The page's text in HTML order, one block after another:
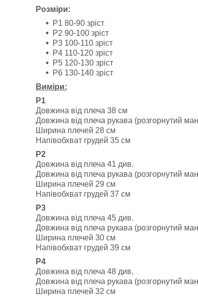
Розміри:
Р1 80-90 зріст
Р2 90-100 зріст
Р3 100-110 зріст
Р4 110-120 зріст
Р5 120-130 зріст
Р6 130-140 зріст
Виміри:
Р1
Довжина від плеча 38 см
Довжина від плеча рукава (розгорнутий
Ширина плечей 28 см
Напівобхват грудей 35 см
Р2
Довжина від плеча 41 див.
Довжина від плеча рукава (розгорнутий
Ширина плечей 29 см
Напівобхват грудей 37 см
Р3
Довжина від плеча 45 див.
Довжина від плеча рукава (розгорнутий
Ширина плечей 30 см
Напівобхват грудей 39 см
Р4
Довжина від плеча 48 див.
Довжина від плеча рукава (розгорнутий
Ширина плечей 32 см